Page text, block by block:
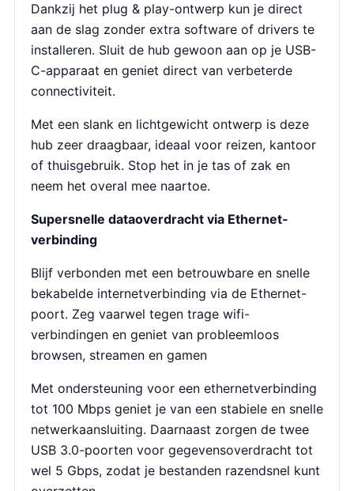
Dankzij het plug & play-ontwerp kun je direct
aan de slag zonder extra software of drivers te
installeren. Sluit de hub gewoon aan op je USB-
C-apparaat en geniet direct van verbeterde
connectiviteit.
Met een slank en lichtgewicht ontwerp is deze
hub zeer draagbaar, ideaal voor reizen, kantoor
of thuisgebruik. Stop het in je tas of zak en
neem het overal mee naartoe.
Supersnelle dataoverdracht via Ethernet-
verbinding
Blijf verbonden met een betrouwbare en snelle
bekabelde internetverbinding via de Ethernet-
poort. Zeg vaarwel tegen trage wifi-
verbindingen en geniet van probleemloos
browsen, streamen en gamen
Met ondersteuning voor een ethernetverbinding
tot 100 Mbps geniet je van een stabiele en snelle
netwerkaansluiting. Daarnaast zorgen de twee
USB 3.0-poorten voor gegevensoverdracht tot
wel 5 Gbps, zodat je bestanden razendsnel kunt